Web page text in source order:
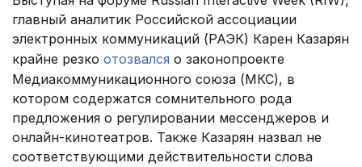
главный аналитик Российской ассоциации
электронных коммуникаций (РАЭК) Карен Казарян
крайне резко отозвался о законопроекте
Медиакоммуникационного союза (МКС), в
котором содержатся сомнительного рода
предложения о регулировании мессенджеров и
онлайн-кинотеатров. Также Казарян назвал не
соответствующими действительности слова